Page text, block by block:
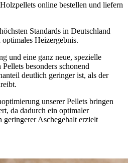
online bestellen und liefern
Standards in Deutschland
Heizergebnis.
und eine ganz neue, spezielle
besonders schonend
deutlich geringer ist, als der
unserer Pellets bringen
da dadurch ein optimaler
Aschegehalt erzielt